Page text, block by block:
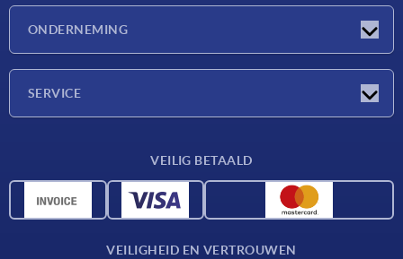
ONDERNEMING
SERVICE
CAD-gegevens
VEILIG BETAALD
VEILIGHEID EN VERTROUWEN